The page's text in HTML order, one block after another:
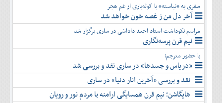
سفری به «نیاسته» با کوله‌باری از غم هجر
آخر دل من ز غصه خون خواهد شد
مراسم نکوداشت استاد احمد داداشی در ساری برگزار شد
نیم قرن پرسه‌نگاری
با حضور مترجم؛
«دریاس و جسدها» در ساری نقد و بررسی شد
نقد و بررسی «آخرین انار دنیا» در ساری
هایگاشن؛ نیم قرن همسایگی ارامنه با مردم نور و رویان